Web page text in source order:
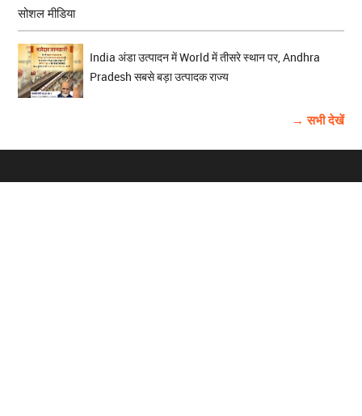
सोशल मीडिया
India अंडा उत्पादन में World में तीसरे स्थान पर, Andhra
Pradesh सबसे बड़ा उत्पादक राज्य
→ सभी देखें